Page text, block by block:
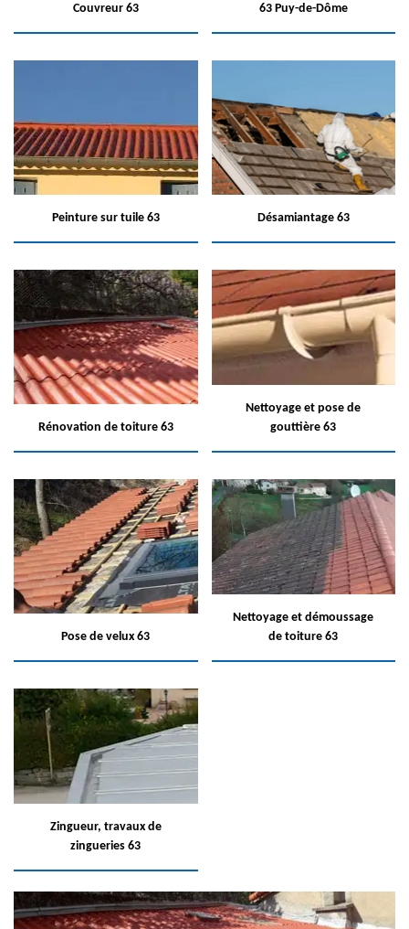
Couvreur 63
63 Puy-de-Dôme
Peinture sur tuile 63 Désamiantage 63
Rénovation de toiture 63
Nettoyage et pose de
gouttière 63
Pose de velux 63
Nettoyage et démoussage
de toiture 63
Zingueur, travaux de
zingueries 63